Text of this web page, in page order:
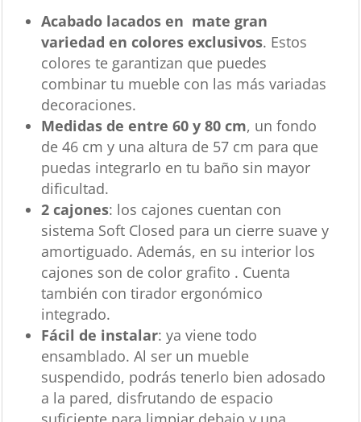
Acabado lacados en mate gran
variedad en colores exclusivos. Estos
colores te garantizan que puedes
combinar tu mueble con las más variadas
decoraciones.
Medidas de entre 60 y 80 cm, un fondo
de 46 cm y una altura de 57 cm para que
puedas integrarlo en tu baño sin mayor
dificultad.
2 cajones: los cajones cuentan con
sistema Soft Closed para un cierre suave y
amortiguado. Además, en su interior los
cajones son de color grafito . Cuenta
también con tirador ergonómico
integrado.
Fácil de instalar: ya viene todo
ensamblado. Al ser un mueble
suspendido, podrás tenerlo bien adosado
a la pared, disfrutando de espacio